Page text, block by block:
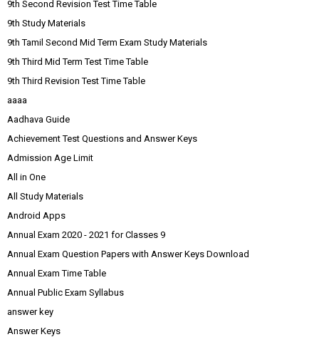
9th Second Revision Test Time Table
9th Study Materials
9th Tamil Second Mid Term Exam Study Materials
9th Third Mid Term Test Time Table
9th Third Revision Test Time Table
aaaa
Aadhava Guide
Achievement Test Questions and Answer Keys
Admission Age Limit
All in One
All Study Materials
Android Apps
Annual Exam 2020 - 2021 for Classes 9
Annual Exam Question Papers with Answer Keys Download
Annual Exam Time Table
Annual Public Exam Syllabus
answer key
Answer Keys